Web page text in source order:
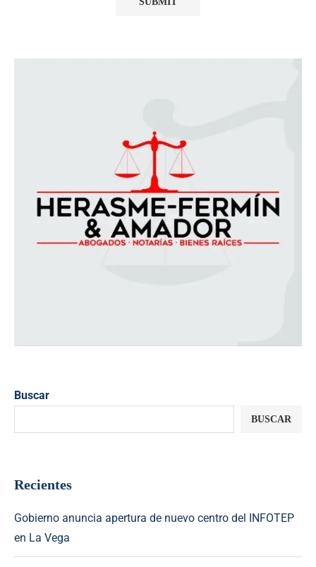
Buscar
BUSCAR
Recientes
Gobierno anuncia apertura de nuevo centro del INFOTEP
en La Vega